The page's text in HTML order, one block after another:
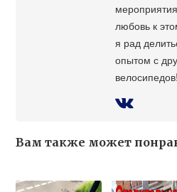
любовь к
я рад
опытом с
велосипедов!
Вам также может